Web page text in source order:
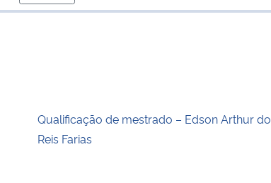
para área de transferência
Qualificação de mestrado – Edson Arthur do
Reis Farias